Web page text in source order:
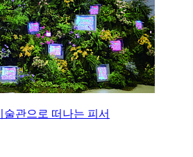
술관으로 떠나는 피서